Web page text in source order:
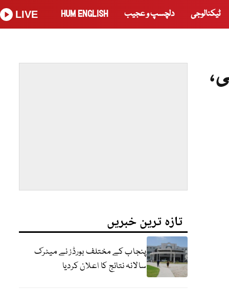
ٹیکنالوجی دلچسپ و عجیب HUM ENGLISH
LIVE
تازہ ترین خبریں
پنجاب کے مختلف بورڈز نے میٹرک
سالانہ نتائج کا اعلان کردیا